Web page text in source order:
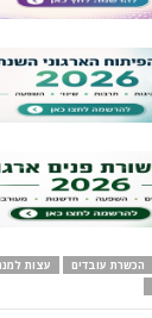
הכשרת עובדים
עצות